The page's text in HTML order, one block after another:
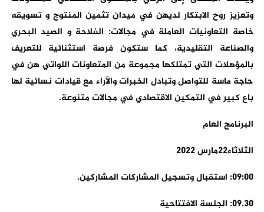
وتعزيز روح الابتكار لديهن في ميدان تثمين المنتوج و تسويقه
خاصة التعاونيات العاملة في مجالات: الفلاحة و الصيد البحري
والصناعة التقليدية، كما ستكون فرصة استثنائية للتعريف
بالمؤهلات التي تمتلكها مجموعة من المتعاونات اللواتي هن في
حاجة ماسة للتواصل وتبادل الخبرات والآراء مع قيادات نسائية لها
باع كبير في التمكين الاقتصادي في مجالات متنوعة.
البرنامج العام
الثلاثاء22مارس 2022
09:00: استقبال وتسجيل المشاركات المشاركين.
09.30: الجلسة الافتتاحية